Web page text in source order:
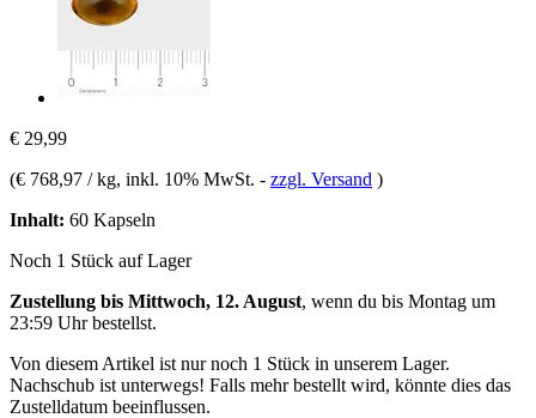
€ 29,99
(€ 768,97 / kg, inkl. 10% MwSt. - zzgl. Versand )
Inhalt: 60 Kapseln
Noch 1 Stück auf Lager
Zustellung bis Mittwoch, 12. August, wenn du bis Montag um
23:59 Uhrbestellst.
Von diesem Artikel ist nur noch 1 Stück in unserem Lager.
Nachschub ist unterwegs! Falls mehr bestellt wird, könnte dies das
Zustelldatum beeinflussen.